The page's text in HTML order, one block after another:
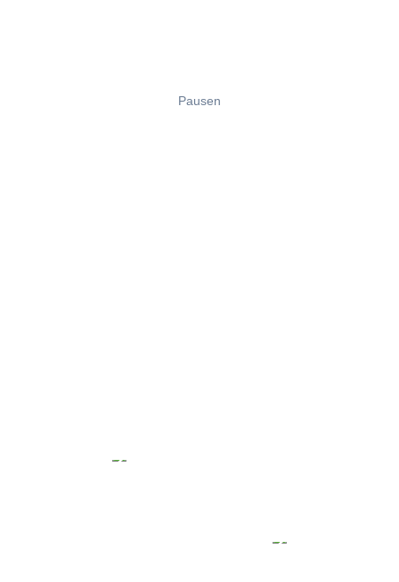
Pausen